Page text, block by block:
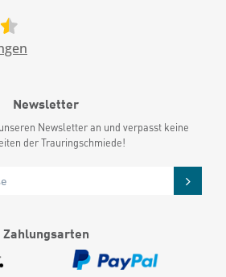
Newsletter
Newsletter an und verpasst keine
der Trauringschmiede!
Zahlungsarten